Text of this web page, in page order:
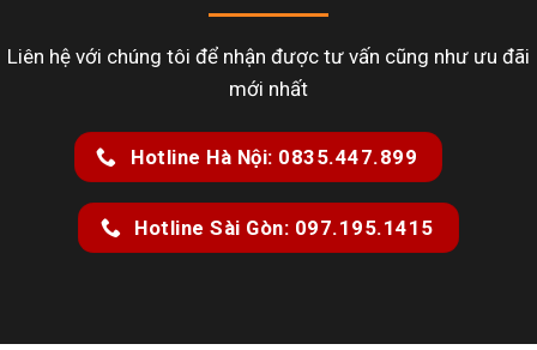
Liên hệ với chúng tôi để nhận được tư vấn cũng như ưu đãi
mới nhất
Hotline Hà Nội: 0835.447.899
Hotline Sài Gòn: 097.195.1415